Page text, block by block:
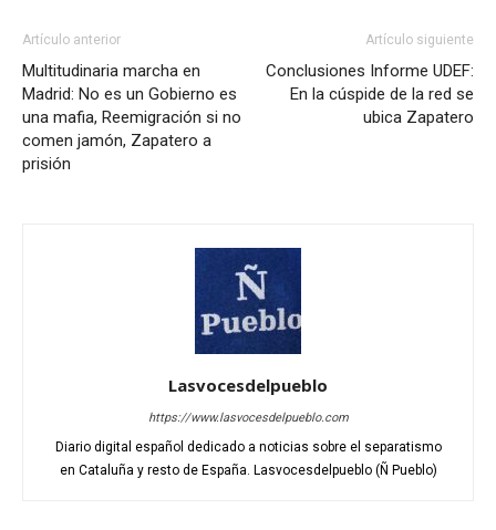
Artículo anterior
Multitudinaria marcha en
Madrid: No es un Gobierno es
una mafia, Reemigración si no
comen jamón, Zapatero a
prisión
Artículo siguiente
Conclusiones Informe UDEF:
En la cúspide de la red se
ubica Zapatero
Lasvocesdelpueblo
https://www.lasvocesdelpueblo.com
Diario digital español dedicado a noticias sobre el separatismo
en Cataluña y resto de España. Lasvocesdelpueblo (Ñ Pueblo)